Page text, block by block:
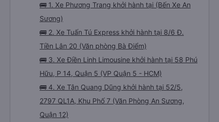
🚌 1. Xe Phương Trang khởi hành tại (Bến Xe An
Sương)
🚌 2. Xe Tuấn Tú Express khởi hành tại 8/6 Đ.
Tiền Lân 20 (Văn phòng Bà Điểm)
🚌 3. Xe Điền Linh Limousine khởi hành tại 58 Phú
Hữu, P 14, Quận 5 (VP Quận 5 - HCM)
🚌 4. Xe Tân Quang Dũng khởi hành tại 52/5,
2797 QL1A, Khu Phố 7 (Văn Phòng An Sương,
Quận 12)